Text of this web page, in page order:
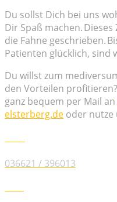
Du sollst Dich bei uns
Dir Spaß machen.
die Fahne geschrieben.
Patienten glücklich, sind
Du willst zum
den Vorteilen
ganz bequem per Mail an
elsterberg.de oder nutze
036621 / 396013